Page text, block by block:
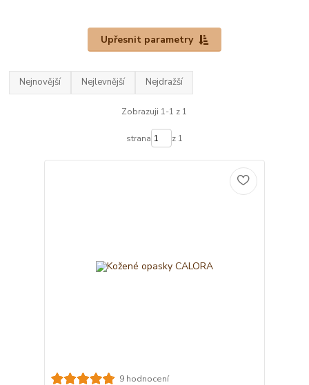
Upřesnit parametry
Nejnovější Nejlevnější Nejdražší
Zobrazuji 1-1 z 1
strana z 1
9 hodnocení